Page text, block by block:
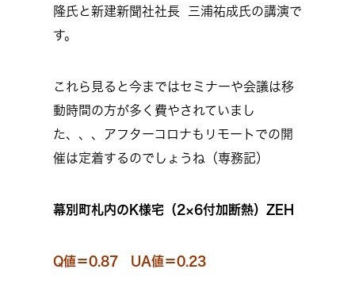
隆氏と新建新聞社社長 三浦祐成氏の講演で
す。
これら見ると今まではセミナーや会議は移
動時間の方が多く費やされていまし
た、、、アフターコロナもリモートでの開
催は定着するのでしょうね（専務記）
幕別町札内のK様宅（2×6付加断熱）ZEH
Q値＝0.87 UA値＝0.23